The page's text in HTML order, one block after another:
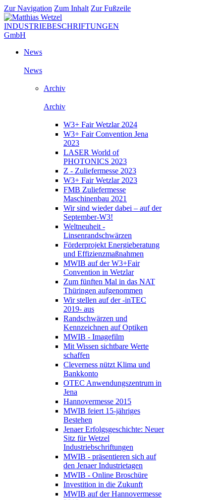
Zur Navigation Zum Inhalt Zur Fußzeile
News
News
Archiv
Archiv
W3+ Fair Wetzlar 2024
W3+ Fair Convention Jena
2023
LASER World of
PHOTONICS 2023
Z - Zuliefermesse 2023
W3+ Fair Wetzlar 2023
FMB Zuliefermesse
Maschinenbau 2021
Wir sind wieder dabei – auf der
September-W3!
Weltneuheit -
Linsenrandschwärzen
Förderprojekt Energieberatung
und Effizienzmaßnahmen
MWIB auf der W3+Fair
Convention in Wetzlar
Zum fünften Mal in das NAT
Thüringen aufgenommen
Wir stellen auf der -inTEC
2019- aus
Randschwärzen und
Kennzeichnen auf Optiken
MWIB - Imagefilm
Mit Wissen sichtbare Werte
schaffen
Cleverness nützt Klima und
Bankkonto
OTEC Anwendungszentrum in
Jena
Hannovermesse 2015
MWIB feiert 15-jähriges
Bestehen
Jenaer Erfolgsgeschichte: Neuer
Sitz für Wetzel
Industriebschriftungen
MWIB - präsentieren sich auf
den Jenaer Industrietagen
MWIB - Online Broschüre
Investition in die Zukunft
MWIB auf der Hannovermesse